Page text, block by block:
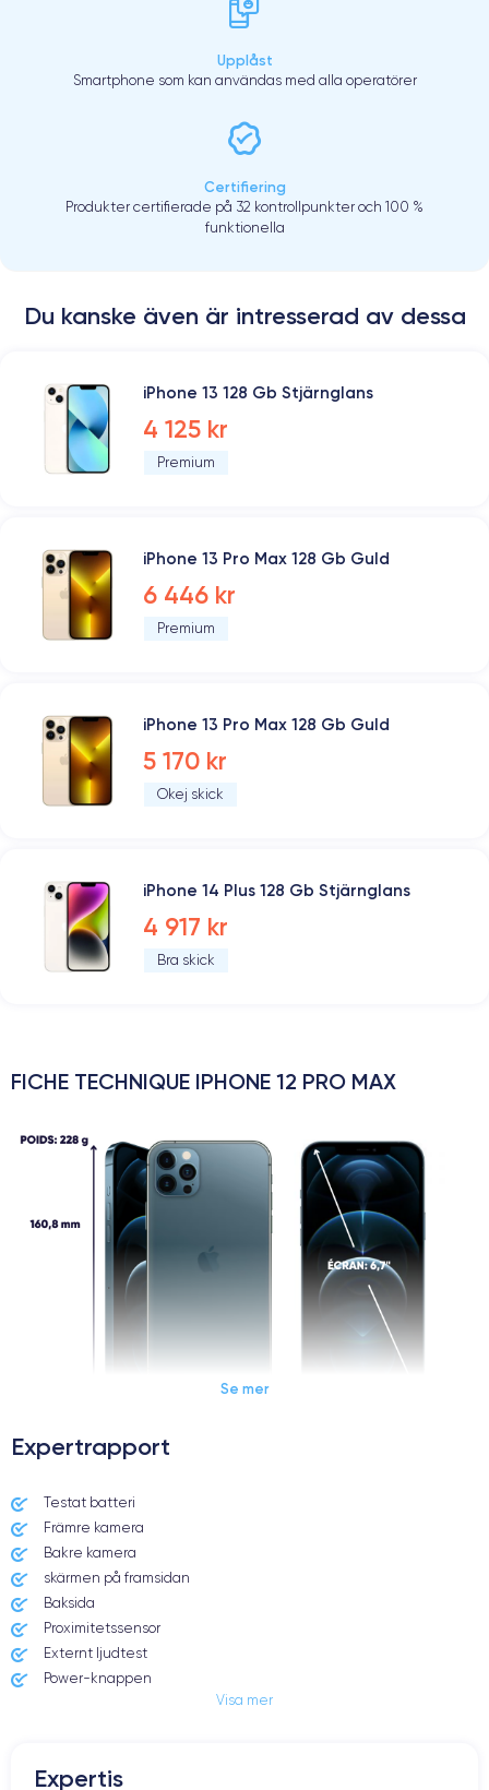
Upplåst
Smartphone som kan användas med alla operatörer
Certifiering
Produkter certifierade på 32 kontrollpunkter och 100 %
funktionella
Du kanske även är intresserad av dessa
iPhone 13 128 Gb Stjärnglans
4 125 kr
Premium
iPhone 13 Pro Max 128 Gb Guld
6 446 kr
Premium
iPhone 13 Pro Max 128 Gb Guld
5 170 kr
Okej skick
iPhone 14 Plus 128 Gb Stjärnglans
4 917 kr
Bra skick
FICHE TECHNIQUE IPHONE 12 PRO MAX
Dimensions et poids iPhone 12 Pro Max
Date de sortie
13/11/2020
Dimensions
OLED 6.7 pouces
Se mer
Expertrapport
Testat batteri
Främre kamera
Bakre kamera
skärmen på framsidan
Baksida
Proximitetssensor
Externt ljudtest
Power-knappen
Högtalare
Visa mer
Expertis